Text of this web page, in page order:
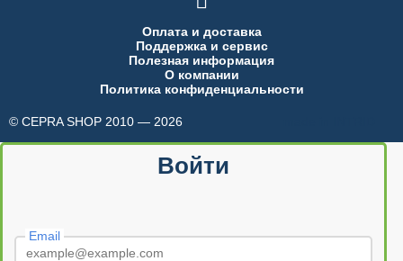
Оплата и доставка
Поддержка и сервис
Полезная информация
О компании
Политика конфиденциальности
© CEPRA SHOP 2010 — 2026
Войти
Email